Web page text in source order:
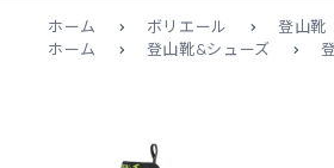
ホーム > ボリエール >
登山靴
ホーム
> 登山靴&シューズ >